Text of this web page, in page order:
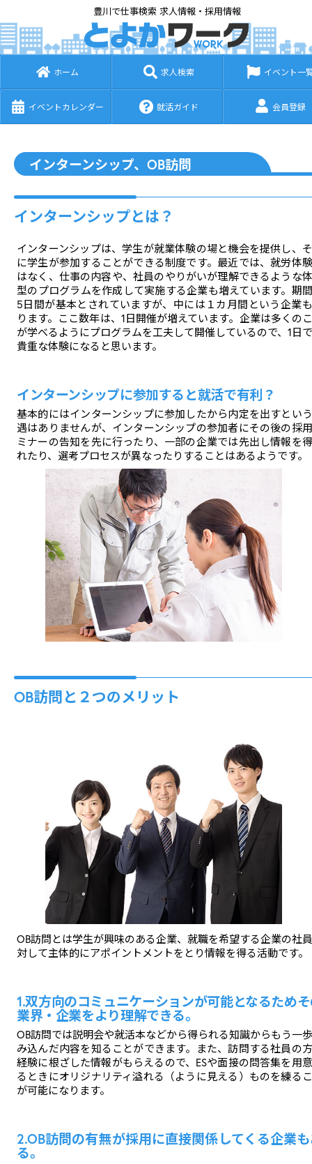
豊川で仕事検索 求人情報・採用情報
ホーム 求人検索 イベント一
イベントカレンダー 就活ガイド 会員登録
インターンシップ、OB訪問
インターンシップとは？
インターンシップは、学生が就業体験の場と機会を提供し、
に学生が参加することができる制度です。最近では、就労体
はなく、仕事の内容や、社員のやりがいが理解できるような
型のプログラムを作成して実施する企業も増えています。期
5日間が基本とされていますが、中には１カ月間という企業
ります。ここ数年は、1日開催が増えています。企業は多くの
が学べるようにプログラムを工夫して開催しているので、1日
貴重な体験になると思います。
インターンシップに参加すると就活で有利？
基本的にはインターンシップに参加したから内定を出すとい
遇はありませんが、インターンシップの参加者にその後の採
ミナーの告知を先に行ったり、一部の企業では先出し情報を
れたり、選考プロセスが異なったりすることはあるようです。
OB訪問と２つのメリット
OB訪問とは学生が興味のある企業、就職を希望する企業の社
対して主体的にアポイントメントをとり情報を得る活動です。
1.双方向のコミュニケーションが可能となるため
業界・企業をより理解できる。
OB訪問では説明会や就活本などから得られる知識からもう一
み込んだ内容を知ることができます。また、訪問する社員の
経験に根ざした情報がもらえるので、ESや面接の問答集を用
るときにオリジナリティ溢れる（ように見える）ものを練る
が可能になります。
2.OB訪問の有無が採用に直接関係してくる企業
る。